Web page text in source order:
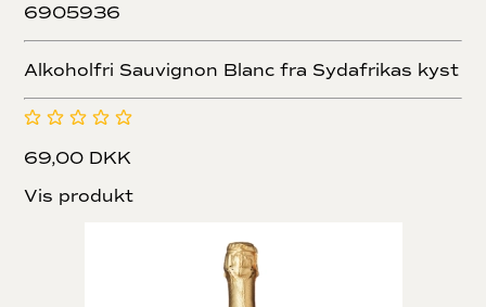
6905936
Alkoholfri Sauvignon Blanc fra Sydafrikas kyst
69,00 DKK
Vis produkt